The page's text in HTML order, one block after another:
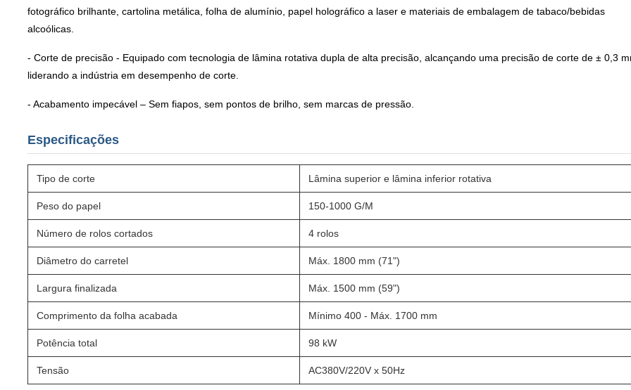
fotográfico brilhante, cartolina metálica, folha de alumínio, papel holográfico a laser e materiais de embalagem de tabaco/bebidas
alcoólicas.
- Corte de precisão - Equipado com tecnologia de lâmina rotativa dupla de alta precisão, alcançando uma precisão de corte de ± 0,3
liderando a indústria em desempenho de corte.
- Acabamento impecável – Sem fiapos, sem pontos de brilho, sem marcas de pressão.
Especificações
Tipo de corte Lâmina superior e lâmina inferior rotativa
Peso do papel 150-1000 G/M
Número de rolos cortados 4 rolos
Diâmetro do carretel Máx. 1800 mm (71")
Largura finalizada Máx. 1500 mm (59")
Comprimento da folha acabada Mínimo 400 - Máx. 1700 mm
Potência total 98 kW
Tensão AC380V/220V x 50Hz